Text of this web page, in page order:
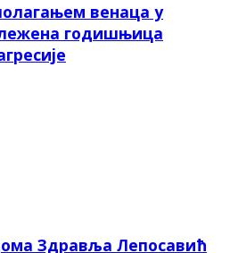
венаца у
годишњица
Здравља Лепосавић